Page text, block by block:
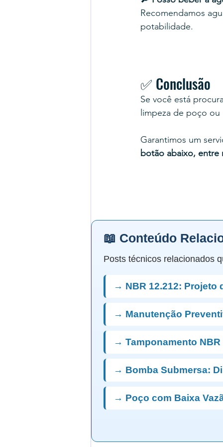
Recomendamos
potabilidade.
✅ Conclusão
Se você está
limpeza de poço
Garantimos um
botão abaixo, entre
📖 Conteúdo
Posts técnicos relacionados
→ NBR 12.212: Projeto
→ Manutenção
→ Tamponamento NBR
→ Bomba Submersa:
→ Poço com Baixa